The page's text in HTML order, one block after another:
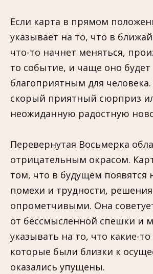
Если карта в прямом
указывает на то, что в
что-то начнет меняться,
то событие, и чаще оно будет
благоприятным для
скорый приятный сюрприз
неожиданную радостную
Перевернутая Восьмерка
отрицательным окрасом.
том, что в будущем появятся
помехи и трудности, решения
опрометчивыми. Она
от бессмысленной спешки и
указывать на то, что какие-
которые были близки к
оказались упущены.